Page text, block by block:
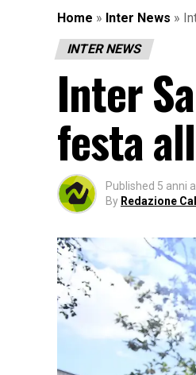
Home » Inter News »
INTER NEWS
Inter
festa
Published 5 anni
By Redazione